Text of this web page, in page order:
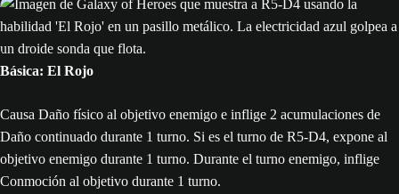
Básica: El Rojo
Causa Daño físico al objetivo enemigo e inflige 2 acumulaciones de
Daño continuado durante 1 turno. Si es el turno de R5-D4, expone al
objetivo enemigo durante 1 turno. Durante el turno enemigo, inflige
Conmoción al objetivo durante 1 turno.